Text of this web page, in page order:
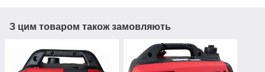
З цим товаром також замовляють